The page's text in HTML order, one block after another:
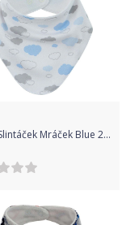
ESITO Slintáček Mráček Blue 2021